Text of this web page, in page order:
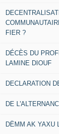
FIER ?
DÉCÈS DU
LAMINE DIOUF
DECLARATION
DE
DËMM AK YAXU